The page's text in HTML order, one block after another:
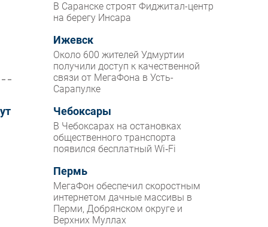
В Саранске строят Фиджитал-центр
на берегу Инсара
Ижевск
Около 600 жителей Удмуртии
получили доступ к качественной
связи от МегаФона в Усть-
Сарапулке
Чебоксары
В Чебоксарах на остановках
общественного транспорта
появился бесплатный Wi‑Fi
Пермь
МегаФон обеспечил скоростным
интернетом дачные массивы в
Перми, Добрянском округе и
Верхних Муллах